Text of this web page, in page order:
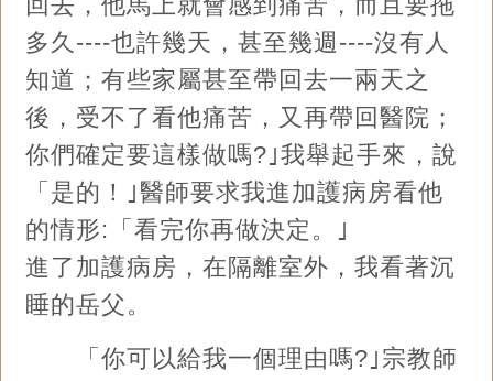
多久----也許幾天，甚至幾週----沒有人
知道；有些家屬甚至帶回去一兩天之
後，受不了看他痛苦，又再帶回醫院；
你們確定要這樣做嗎?｣我舉起手來，說
「是的！｣醫師要求我進加護病房看他
的情形:「看完你再做決定。｣
進了加護病房，在隔離室外，我看著沉
睡的岳父。
「你可以給我一個理由嗎?｣宗教師